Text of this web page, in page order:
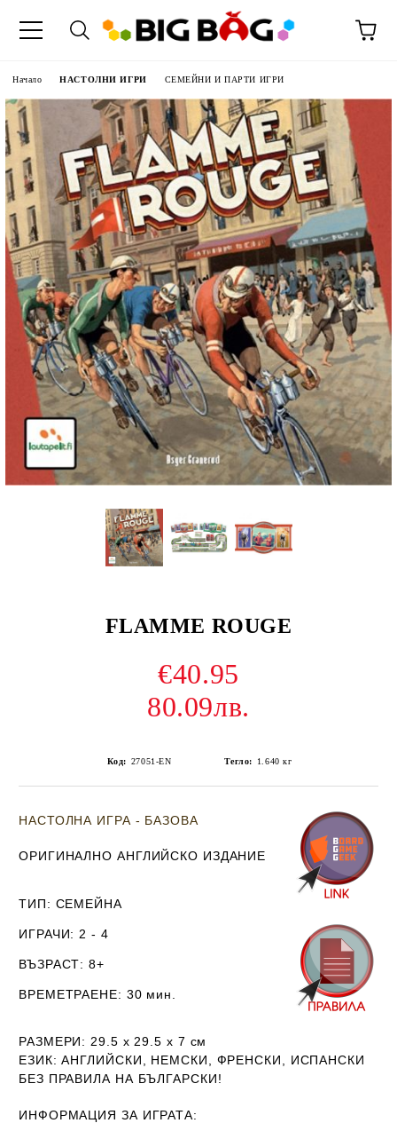
Начало НАСТОЛНИ ИГРИ СЕМЕЙНИ И ПАРТИ ИГРИ
FLAMME ROUGE
€40.95
80.09лв.
Код: 27051-EN Тегло: 1.640 кг
НАСТОЛНА ИГРА - БАЗОВА
ОРИГИНАЛНО АНГЛИЙСКО ИЗДАНИЕ
ТИП: СЕМЕЙНА
ИГРАЧИ: 2 - 4
ВЪЗРАСТ: 8+
ВРЕМЕТРАЕНЕ: 30 мин.
РАЗМЕРИ: 29.5 х 29.5 х 7 см
ЕЗИК: АНГЛИЙСКИ, НЕМСКИ, ФРЕНСКИ, ИСПАНСКИ
БЕЗ ПРАВИЛА НА БЪЛГАРСКИ!
ИНФОРМАЦИЯ ЗА ИГРАТА: